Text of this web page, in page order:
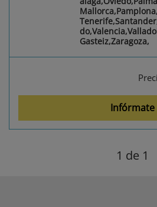
Gasteiz,Zaragoza,
Infórmate
1 de 1